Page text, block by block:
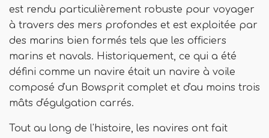
est rendu particulièrement robuste pour voyager
à travers des mers profondes et est exploitée par
des marins bien formés tels que les officiers
marins et navals. Historiquement, ce qui a été
défini comme un navire était un navire à voile
composé d'un Bowsprit complet et d'au moins trois
mâts d'égulgation carrés.
Tout au long de l'histoire, les navires ont fait